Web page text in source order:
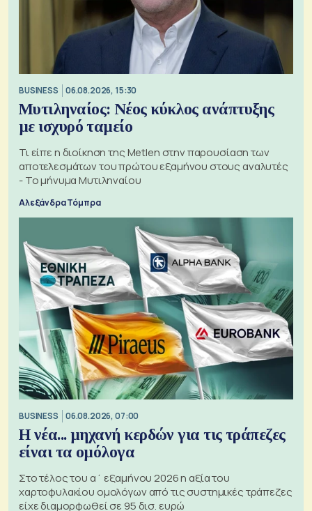
BUSINESS 06.08.2026, 15:30
Μυτιληναίος: Νέος κύκλος ανάπτυξης
με ισχυρό ταμείο
Τι είπε η διοίκηση της Metlen στην παρουσίαση των
αποτελεσμάτων του πρώτου εξαμήνου στους αναλυτές
- Το μήνυμα Μυτιληναίου
Αλεξάνδρα Τόμπρα
BUSINESS 06.08.2026, 07:00
Η νέα... μηχανή κερδών για τις τράπεζες
είναι τα ομόλογα
Στο τέλος του α΄ εξαμήνου 2026 η αξία του
χαρτοφυλακίου ομολόγων από τις συστημικές τράπεζες
είχε διαμορφωθεί σε 95 δισ. ευρώ